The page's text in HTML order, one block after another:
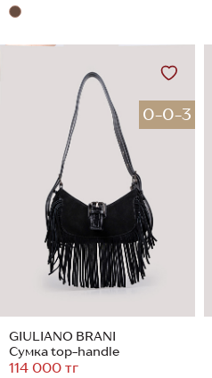
0-0-3
GIULIANO BRANI
Сумка top-handle
114 000 тг